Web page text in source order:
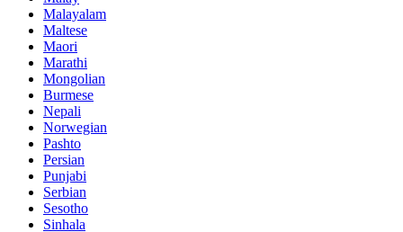
Malayalam
Maltese
Maori
Marathi
Mongolian
Burmese
Nepali
Norwegian
Pashto
Persian
Punjabi
Serbian
Sesotho
Sinhala